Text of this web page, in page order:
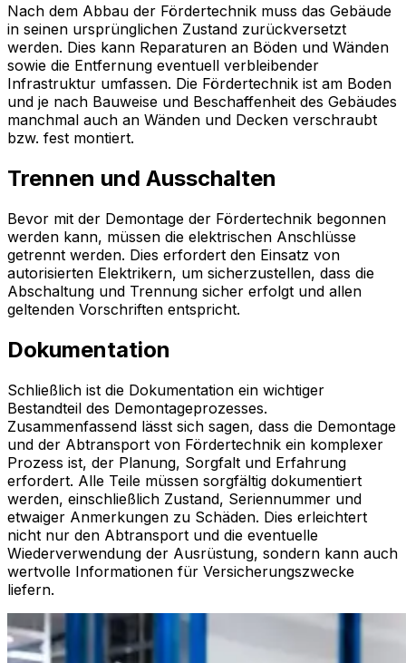
Nach dem Abbau der Fördertechnik muss das Gebäude
in seinen ursprünglichen Zustand zurückversetzt
werden. Dies kann Reparaturen an Böden und Wänden
sowie die Entfernung eventuell verbleibender
Infrastruktur umfassen. Die Fördertechnik ist am Boden
und je nach Bauweise und Beschaffenheit des Gebäudes
manchmal auch an Wänden und Decken verschraubt
bzw. fest montiert.
Trennen und Ausschalten
Bevor mit der Demontage der Fördertechnik begonnen
werden kann, müssen die elektrischen Anschlüsse
getrennt werden. Dies erfordert den Einsatz von
autorisierten Elektrikern, um sicherzustellen, dass die
Abschaltung und Trennung sicher erfolgt und allen
geltenden Vorschriften entspricht.
Dokumentation
Schließlich ist die Dokumentation ein wichtiger
Bestandteil des Demontageprozesses.
Zusammenfassend lässt sich sagen, dass die Demontage
und der Abtransport von Fördertechnik ein komplexer
Prozess ist, der Planung, Sorgfalt und Erfahrung
erfordert. Alle Teile müssen sorgfältig dokumentiert
werden, einschließlich Zustand, Seriennummer und
etwaiger Anmerkungen zu Schäden. Dies erleichtert
nicht nur den Abtransport und die eventuelle
Wiederverwendung der Ausrüstung, sondern kann auch
wertvolle Informationen für Versicherungszwecke
liefern.